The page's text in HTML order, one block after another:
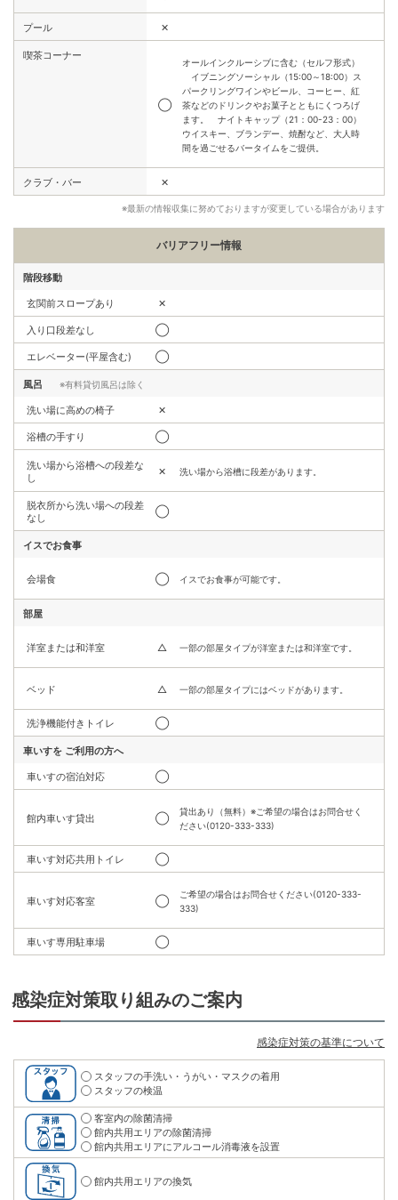
プール ✕
喫茶コーナー
◯
オールインクルーシブに含む（セルフ形式）
イブニングソーシャル（15:00～18:00）ス
パークリングワインやビール、コーヒー、紅
茶などのドリンクやお菓子とともにくつろげ
ます。​ ナイトキャップ（21：00-23：00）
ウイスキー、ブランデー、焼酎など、大人時
間を過ごせるバータイムをご提供。
クラブ・バー ✕
※最新の情報収集に努めておりますが変更している場合があります
バリアフリー情報
階段移動
玄関前スロープあり ✕
入り口段差なし ◯
エレベーター(平屋含む) ◯
風呂 ※有料貸切風呂は除く
洗い場に高めの椅子 ✕
浴槽の手すり ◯
洗い場から浴槽への段差な
し
✕ 洗い場から浴槽に段差があります。
脱衣所から洗い場への段差
なし
◯
イスでお食事
会場食 ◯ イスでお食事が可能です。
部屋
洋室または和洋室 △ 一部の部屋タイプが洋室または和洋室です。
ベッド △ 一部の部屋タイプにはベッドがあります。
洗浄機能付きトイレ ◯
車いすを ご利用の方へ
車いすの宿泊対応 ◯
館内車いす貸出 ◯
貸出あり（無料）※ご希望の場合はお問合せく
ださい(0120-333-333)
車いす対応共用トイレ ◯
車いす対応客室 ◯
ご希望の場合はお問合せください(0120-333-
333)
車いす専用駐車場 ◯
感染症対策取り組みのご案内
感染症対策の基準について
スタッフの手洗い・うがい・マスクの着用
スタッフの検温
客室内の除菌清掃
館内共用エリアの除菌清掃
館内共用エリアにアルコール消毒液を設置
館内共用エリアの換気